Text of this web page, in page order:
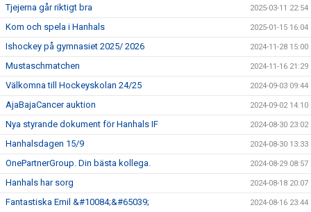
Tjejerna går riktigt bra 2025-03-11 22:54
Kom och spela i Hanhals 2025-01-15 16:04
Ishockey på gymnasiet 2025/ 2026 2024-11-28 15:00
Mustaschmatchen 2024-11-16 21:29
Välkomna till Hockeyskolan 24/25 2024-09-03 09:44
AjaBajaCancer auktion 2024-09-02 14:10
Nya styrande dokument för Hanhals IF 2024-08-30 23:02
Hanhalsdagen 15/9 2024-08-30 13:33
OnePartnerGroup. Din bästa kollega. 2024-08-29 08:57
Hanhals har sorg 2024-08-18 20:07
Fantastiska Emil &#10084;&#65039; 2024-08-16 23:44